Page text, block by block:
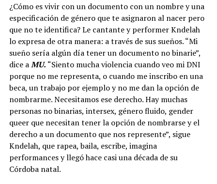
¿Cómo es vivir con un documento con un nombre y una
especificación de género que te asignaron al nacer pero
que no te identifica? Le cantante y performer Kndelah
lo expresa de otra manera: a través de sus sueños. “Mi
sueño sería algún día tener un documento no binarie”,
dice aMU. “Siento mucha violencia cuando veo mi DNI
porque no me representa, o cuando me inscribo en una
beca, un trabajo por ejemplo y no me dan la opción de
nombrarme. Necesitamos ese derecho. Hay muchas
personas no binarias, intersex, género fluido, gender
queer que necesitan tener la opción de nombrarse y el
derecho a un documento que nos represente”, sigue
Kndelah, que rapea, baila, escribe, imagina
performances y llegó hace casi una década de su
Córdoba natal.